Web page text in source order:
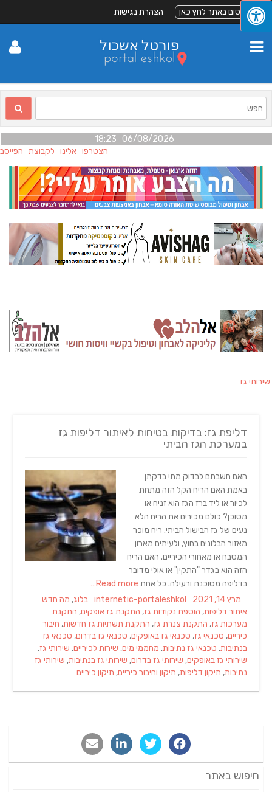
לפרסום באתר לחץ כאן הצהרת נגישות
06/08/2026 18:23
הצטרפו אלינו לקבוצת
שירותי גז
דליפת גז: בדיקות בטיחות לאיתור דליפות גז
במערכת הגז הביתי
האם חשבתם לבדוק מתי בדקתן
באמת האם הריח הקל הזה מתחת
לכיור או ליד ברז הגז הוא זניח או
מסוכן? כולם מכירים את הריח הלא
נעים של גז הבישול הביתי. ריח מוכר
מאזור הבלונים בחוץ, ולעיתים מארון
המטבח או מאחורי הכיריים. האם הריח
הזה הוא בגדר "התקין" או אולי מדובר
בדליפה מסוכנת ורעילה. כל אחת
Posted
on
מרץ 14, 2021 Author
internetic-portaleshkol
Categories
בלוג, מה חדש
איתור דליפות, הוספת נקודות גז, התקנת גז אופקים, התקנת
מערכות גז, התקנת צנרת גז, התקנת תשתיות גז חדשות, חיבור
כיריים, טכנאי גז, טכנאי גז באופקים, טכנאי גז בדרום, טכנאי גז
בנתיבות, טכנאי גז נתיבות, מחממי מים, שירות לכיריים, שירותי גז,
שירותי גז באופקים, שירותי גז בדרום, שירותי גז בנתיבות, שירותי גז
נתיבות, תיקון דליפות, תיקון וחיבור כיריים, תיקון כיריים
חיפוש באתר